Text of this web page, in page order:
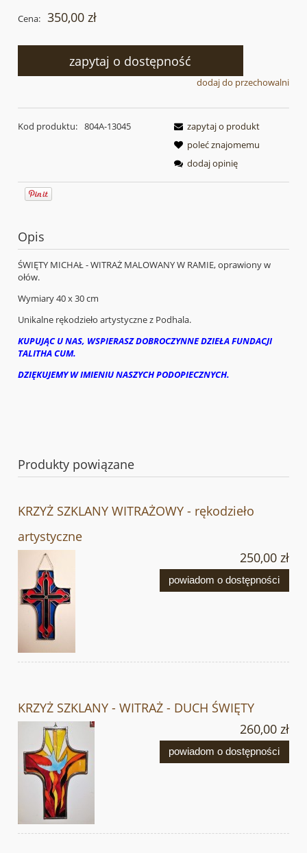
Cena: 350,00 zł
zapytaj o dostępność
dodaj do przechowalni
Kod produktu: 804A-13045
zapytaj o produkt
poleć znajomemu
dodaj opinię
Opis
ŚWIĘTY MICHAŁ - WITRAŻ MALOWANY W RAMIE, oprawiony w
ołów.
Wymiary 40 x 30 cm
Unikalne rękodzieło artystyczne z Podhala.
KUPUJĄC U NAS, WSPIERASZ DOBROCZYNNE DZIEŁA FUNDACJI
TALITHA CUM.
DZIĘKUJEMY W IMIENIU NASZYCH PODOPIECZNYCH.
Produkty powiązane
KRZYŻ SZKLANY WITRAŻOWY - rękodzieło
artystyczne
250,00 zł
powiadom o dostępności
KRZYŻ SZKLANY - WITRAŻ - DUCH ŚWIĘTY
260,00 zł
powiadom o dostępności